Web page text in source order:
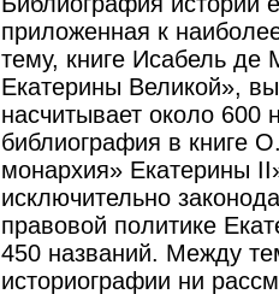
приложенная к
тему, книге Исабель де
Екатерины Великой»,
насчитывает около 600
библиография в книге
монархия» Екатерины
исключительно
правовой политике
450 названий. Между
историографии ни